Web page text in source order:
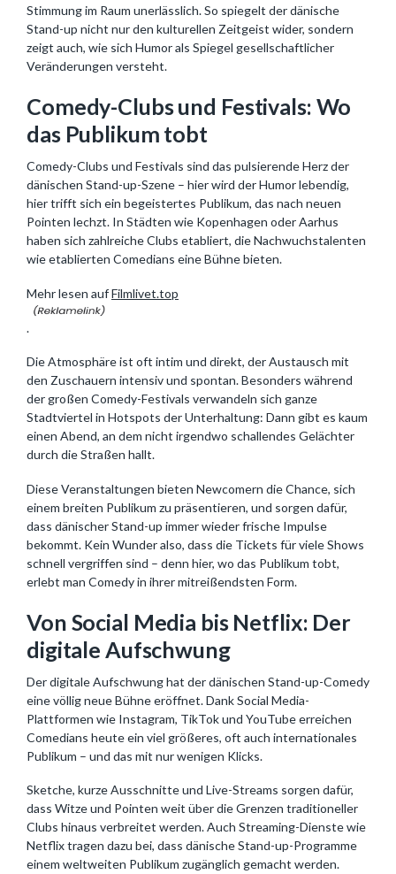
Stimmung im Raum unerlässlich. So spiegelt der dänische
Stand-up nicht nur den kulturellen Zeitgeist wider, sondern
zeigt auch, wie sich Humor als Spiegel gesellschaftlicher
Veränderungen versteht.
Comedy-Clubs und Festivals: Wo
das Publikum tobt
Comedy-Clubs und Festivals sind das pulsierende Herz der
dänischen Stand-up-Szene – hier wird der Humor lebendig,
hier trifft sich ein begeistertes Publikum, das nach neuen
Pointen lechzt. In Städten wie Kopenhagen oder Aarhus
haben sich zahlreiche Clubs etabliert, die Nachwuchstalenten
wie etablierten Comedians eine Bühne bieten.
Mehr lesen aufFilmlivet.top
.
Die Atmosphäre ist oft intim und direkt, der Austausch mit
den Zuschauern intensiv und spontan. Besonders während
der großen Comedy-Festivals verwandeln sich ganze
Stadtviertel in Hotspots der Unterhaltung: Dann gibt es kaum
einen Abend, an dem nicht irgendwo schallendes Gelächter
durch die Straßen hallt.
Diese Veranstaltungen bieten Newcomern die Chance, sich
einem breiten Publikum zu präsentieren, und sorgen dafür,
dass dänischer Stand-up immer wieder frische Impulse
bekommt. Kein Wunder also, dass die Tickets für viele Shows
schnell vergriffen sind – denn hier, wo das Publikum tobt,
erlebt man Comedy in ihrer mitreißendsten Form.
Von Social Media bis Netflix: Der
digitale Aufschwung
Der digitale Aufschwung hat der dänischen Stand-up-Comedy
eine völlig neue Bühne eröffnet. Dank Social Media-
Plattformen wie Instagram, TikTok und YouTube erreichen
Comedians heute ein viel größeres, oft auch internationales
Publikum – und das mit nur wenigen Klicks.
Sketche, kurze Ausschnitte und Live-Streams sorgen dafür,
dass Witze und Pointen weit über die Grenzen traditioneller
Clubs hinaus verbreitet werden. Auch Streaming-Dienste wie
Netflix tragen dazu bei, dass dänische Stand-up-Programme
einem weltweiten Publikum zugänglich gemacht werden.